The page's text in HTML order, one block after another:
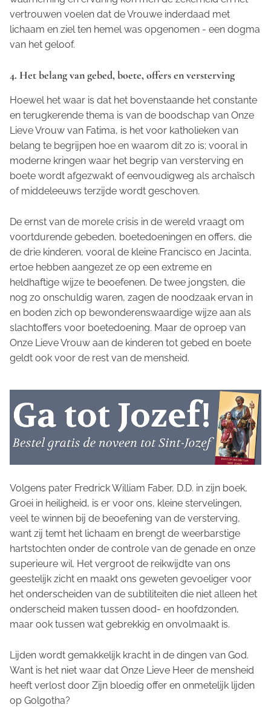
vertrouwen voelen dat de Vrouwe inderdaad met
lichaam en ziel ten hemel was opgenomen - een dogma
van het geloof.
4. Het belang van gebed, boete, offers en versterving
Hoewel het waar is dat het bovenstaande het constante
en terugkerende thema is van de boodschap van Onze
Lieve Vrouw van Fatima, is het voor katholieken van
belang te begrijpen hoe en waarom dit zo is; vooral in
moderne kringen waar het begrip van versterving en
boete wordt afgezwakt of eenvoudigweg als archaïsch
of middeleeuws terzijde wordt geschoven.
De ernst van de morele crisis in de wereld vraagt om
voortdurende gebeden, boetedoeningen en offers, die
de drie kinderen, vooral de kleine Francisco en Jacinta,
ertoe hebben aangezet ze op een extreme en
heldhaftige wijze te beoefenen. De twee jongsten, die
nog zo onschuldig waren, zagen de noodzaak ervan in
en boden zich op bewonderenswaardige wijze aan als
slachtoffers voor boetedoening. Maar de oproep van
Onze Lieve Vrouw aan de kinderen tot gebed en boete
geldt ook voor de rest van de mensheid.
Volgens pater Fredrick William Faber, D.D. in zijn boek,
Groei in heiligheid, is er voor ons, kleine stervelingen,
veel te winnen bij de beoefening van de versterving,
want zij temt het lichaam en brengt de weerbarstige
hartstochten onder de controle van de genade en onze
superieure wil. Het vergroot de reikwijdte van ons
geestelijk zicht en maakt ons geweten gevoeliger voor
het onderscheiden van de subtiliteiten die niet alleen het
onderscheid maken tussen dood- en hoofdzonden,
maar ook tussen wat gebrekkig en onvolmaakt is.
Lijden wordt gemakkelijk kracht in de dingen van God.
Want is het niet waar dat Onze Lieve Heer de mensheid
heeft verlost door Zijn bloedig offer en onmetelijk lijden
op Golgotha?